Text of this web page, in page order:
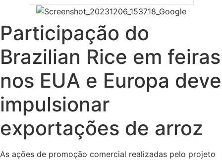
Participação do
Brazilian Rice em feiras
nos EUA e Europa deve
impulsionar
exportações de arroz
As ações de promoção comercial realizadas pelo projeto